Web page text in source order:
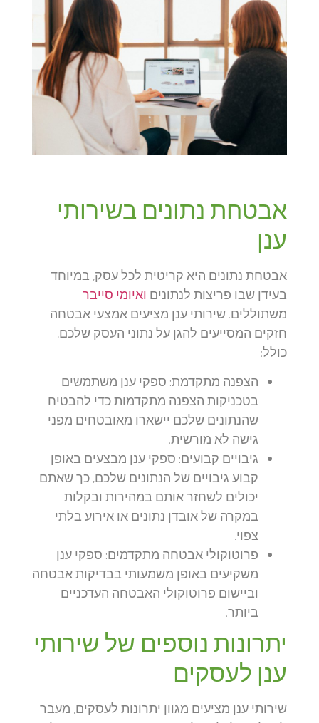
אבטחת נתונים בשירותי
ענן
אבטחת נתונים היא קריטית לכל עסק, במיוחד
בעידן שבו פריצות לנתוניםואיומי סייבר
משתוללים. שירותי ענן מציעים אמצעי אבטחה
חזקים המסייעים להגן על נתוני העסק שלכם,
כולל:
הצפנה מתקדמת:ספקי ענן משתמשים
בטכניקות הצפנה מתקדמות כדי להבטיח
שהנתונים שלכם יישארו מאובטחים מפני
גישה לא מורשית.
גיבויים קבועים:ספקי ענן מבצעים באופן
קבוע גיבויים של הנתונים שלכם, כך שאתם
יכולים לשחזר אותם במהירות ובקלות
במקרה של אובדן נתונים או אירוע בלתי
צפוי.
פרוטוקולי אבטחה מתקדמים:ספקי ענן
משקיעים באופן משמעותי בבדיקות אבטחה
וביישום פרוטוקולי האבטחה העדכניים
ביותר.
יתרונות נוספים של שירותי
ענן לעסקים
שירותי ענן מציעים מגוון יתרונות לעסקים, מעבר